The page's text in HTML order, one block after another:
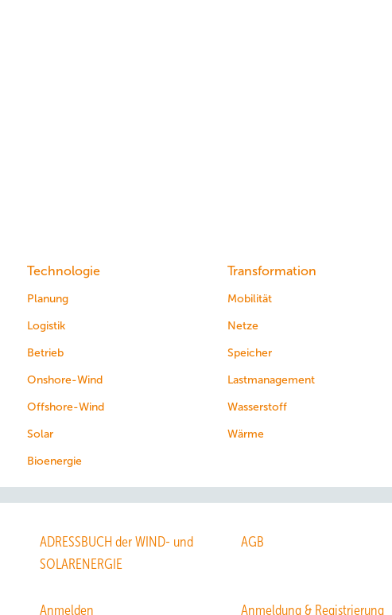
Technologie
Planung
Logistik
Betrieb
Onshore-Wind
Offshore-Wind
Solar
Bioenergie
Transformation
Mobilität
Netze
Speicher
Lastmanagement
Wasserstoff
Wärme
ADRESSBUCH der WIND- und
SOLARENERGIE
AGB
Anmelden Anmeldung & Registrierung